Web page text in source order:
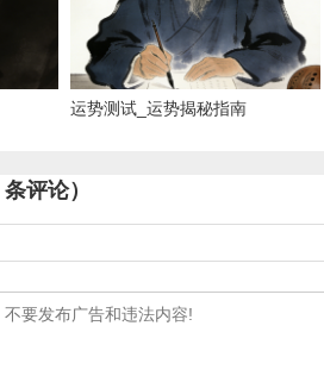
运势测试_运势揭秘指南
条评论）